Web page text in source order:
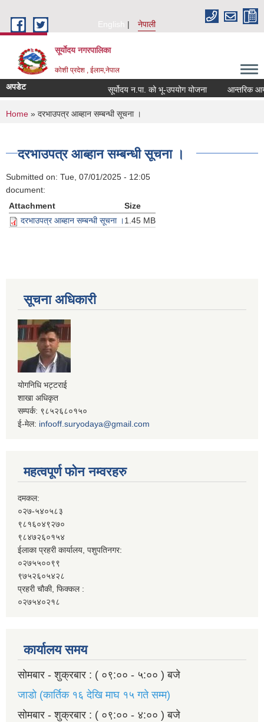
English
नेपाली
सूर्याेदय नगरपालिका
कोशी प्रदेश , ईलाम,नेपाल
अपडेट सूर्योदय न.पा. को भू-उपयोग योजना आन्तरिक आय
You are here
Home » दरभाउपत्र आब्हान सम्बन्धी सूचना ।
दरभाउपत्र आब्हान सम्बन्धी सूचना ।
Submitted on: Tue, 07/01/2025 - 12:05
document:
Attachment
Size
दरभाउपत्र आब्हान सम्बन्धी सूचना ।1.45 MB
सूचना अधिकारी
योगनिधि भट्टराई
शाखा अधिकृत
सम्पर्क: ९८५२६८०१५०
ई-मेल: infooff.suryodaya@gmail.com
महत्वपूर्ण फोन नम्वरहरु
दमकल:
०२७-५४०५८३
९८१६०४९२७०
९८४७२६०१५४
ईलाका प्रहरी कार्यालय, पशुपतिनगर:
०२७५५००९९
९७५२६०५४२८
प्रहरी चौकी, फिक्कल :
०२७५४०२१८
कार्यालय समय
सोमबार - शुक्रबार : ( ०९:०० - ५:०० ) बजे
जाडो (कार्तिक १६ देखि माघ १५ गते सम्म)
सोमबार - शुक्रबार : ( ०९:०० - ४:०० ) बजे